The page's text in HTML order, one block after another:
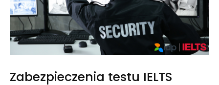
Zabezpieczenia testu IELTS